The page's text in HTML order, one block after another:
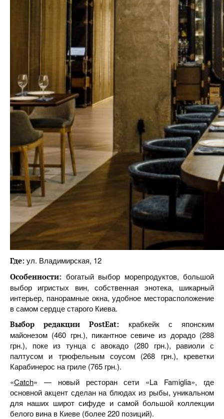
Где: ул. Владимирская, 12
Особенности: богатый выбор морепродуктов, большой
выбор игристых вин, собственная энотека, шикарный
интерьер, панорамные окна, удобное месторасположение
в самом сердце старого Киева.
Выбор редакции PostEat: крабкейк с японским
майонезом (460 грн.), пикантное севиче из дорадо (288
грн.), поке из тунца с авокадо (280 грн.), равиоли с
палтусом и трюфельным соусом (268 грн.), креветки
Карабинерос на гриле (765 грн.).
«Catch» — новый ресторан сети «La Famiglia», где
основной акцент сделан на блюдах из рыбы, уникальном
для наших широт сифуде и самой большой коллекции
белого вина в Киеве (более 220 позиций).